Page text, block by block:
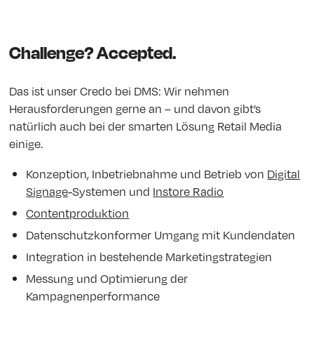
Challenge? Accepted.
Das ist unser Credo bei DMS: Wir nehmen
Herausforderungen gerne an – und davon gibt’s
natürlich auch bei der smarten Lösung Retail Media
einige.
Konzeption, Inbetriebnahme und Betrieb von Digital
Signage-Systemen und Instore Radio
Contentproduktion
Datenschutzkonformer Umgang mit Kundendaten
Integration in bestehende Marketingstrategien
Messung und Optimierung der
Kampagnenperformance